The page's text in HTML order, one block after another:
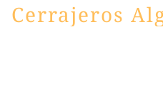
Cerrajeros